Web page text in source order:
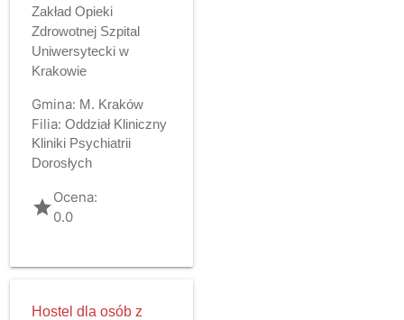
Zakład Opieki
Zdrowotnej Szpital
Uniwersytecki w
Krakowie
Gmina: M. Kraków
Filia: Oddział Kliniczny
Kliniki Psychiatrii
Dorosłych
gradeOcena:
0.0
Hostel dla osób z